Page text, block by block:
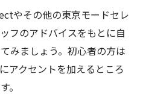
やその他の東京モードセレ
フのアドバイスをもとに自
みましょう。初心者の方は
アクセントを加えるところ
。